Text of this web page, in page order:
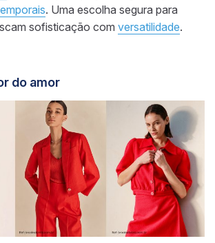
. Uma escolha segura para
sofisticação com versatilidade.
do amor